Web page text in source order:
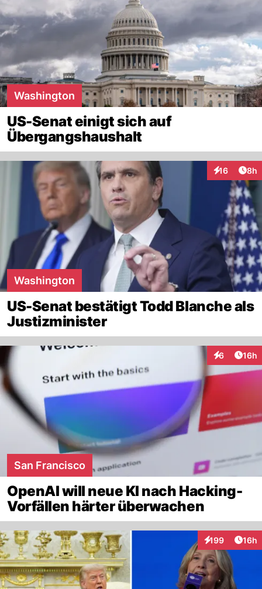
Washington
US-Senat einigt sich auf
Übergangshaushalt
16
Interaktionen
8h
Washington
US-Senat bestätigt Todd Blanche als
Justizminister
6
Interaktionen
16h
San Francisco
OpenAI will neue KI nach Hacking-
Vorfällen härter überwachen
199
Interaktionen
16h